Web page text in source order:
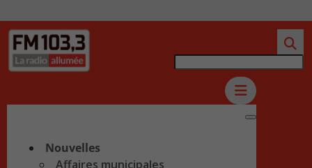
Nouvelles
Affaires municipales